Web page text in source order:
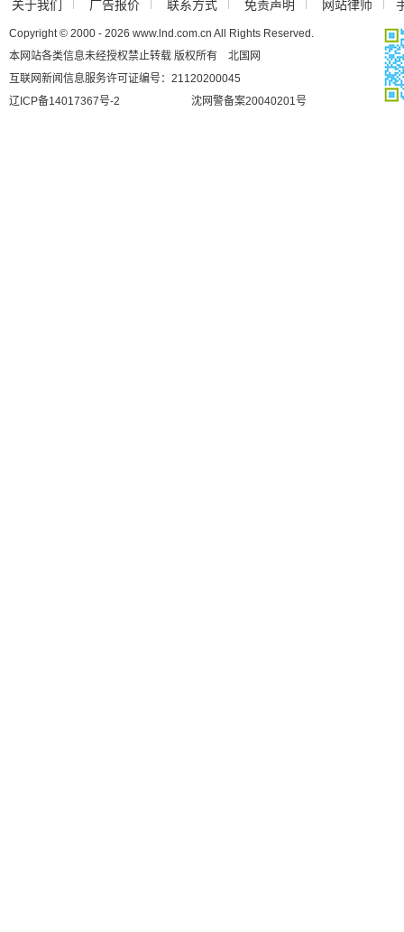
关于我们 广告报价 联系方式 免责声明 网站律师
Copyright © 2000 - 2026 www.lnd.com.cn All Rights Reserved.
本网站各类信息未经授权禁止转载 版权所有 北国网
互联网新闻信息服务许可证编号：21120200045
辽ICP备14017367号-2
沈网警备案20040201号